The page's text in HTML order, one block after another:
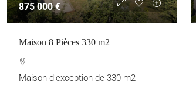
875 000 €
Maison 8 Pièces 330 m2
Maison d’exception de 330 m2